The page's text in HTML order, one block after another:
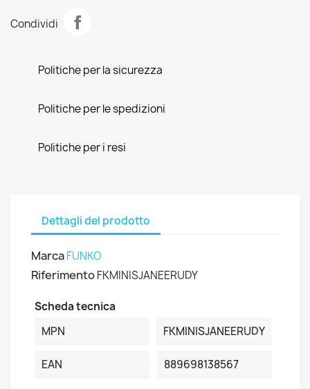
Condividi
Politiche per la sicurezza
Politiche per le spedizioni
Politiche per i resi
Dettagli del prodotto
MarcaFUNKO
RiferimentoFKMINISJANEERUDY
Scheda tecnica
MPN
FKMINISJANEERUDY
EAN 889698138567